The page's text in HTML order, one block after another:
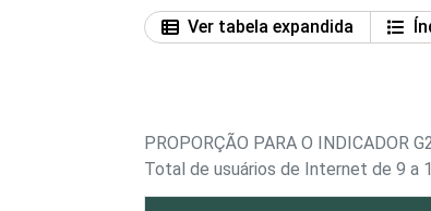
Ver tabela expandida
PROPORÇÃO PARA O INDICADOR
Total de usuários de Internet de 9 a